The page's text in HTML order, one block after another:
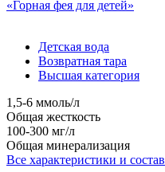
«Горная фея для детей»
Детская вода
Возвратная тара
Высшая категория
1,5-6 ммоль/л
Общая жесткость
100-300 мг/л
Общая минерализация
Все характеристики и состав